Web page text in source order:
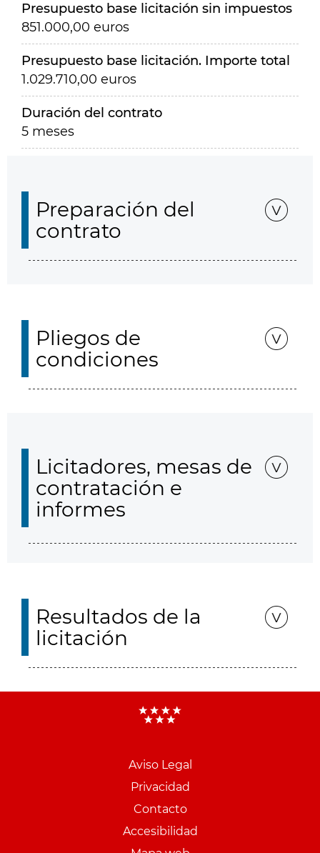
Presupuesto base licitación sin impuestos
851.000,00 euros
Presupuesto base licitación. Importe total
1.029.710,00 euros
Duración del contrato
5 meses
Preparación del
contrato
Pliegos de
condiciones
Licitadores, mesas de
contratación e
informes
Resultados de la
licitación
Aviso Legal
Privacidad
Contacto
Accesibilidad